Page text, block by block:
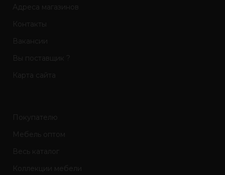
Адреса магазинов
Контакты
Вакансии
Вы поставщик ?
Карта сайта
Покупателю
Мебель оптом
Весь каталог
Коллекции мебели